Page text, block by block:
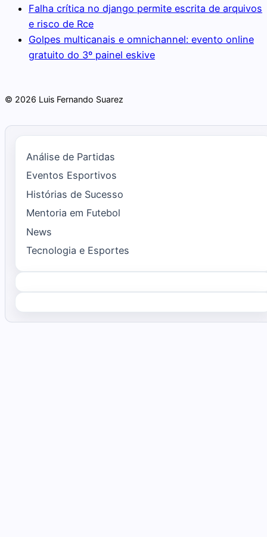
Falha crítica no django permite escrita de arquivos
e risco de Rce
Golpes multicanais e omnichannel: evento online
gratuito do 3º painel eskive
© 2026 Luis Fernando Suarez
Análise de Partidas
Eventos Esportivos
Histórias de Sucesso
Mentoria em Futebol
News
Tecnologia e Esportes